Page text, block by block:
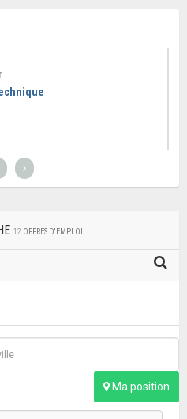
12 OFFRES D'EMPLOI
Ma position